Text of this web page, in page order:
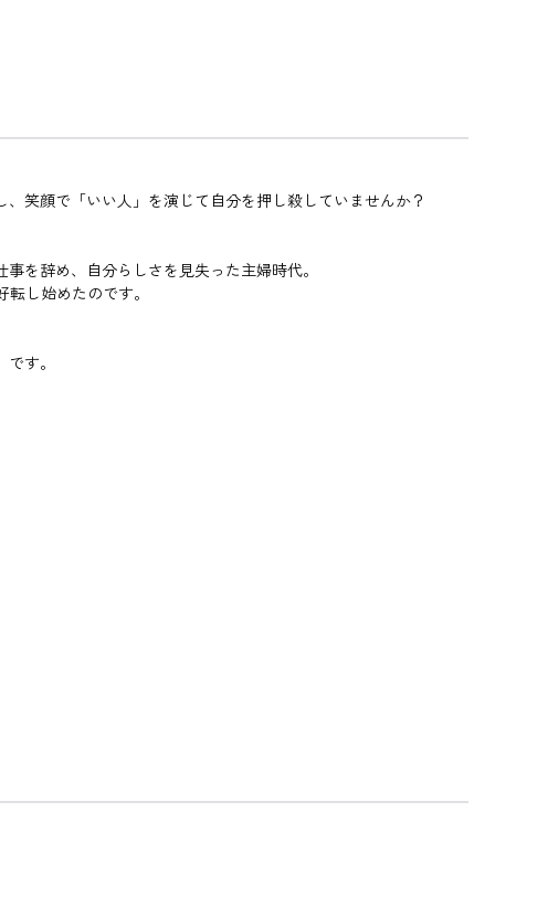
笑顔で「いい人」を演じて自分を押し殺していませんか？
を辞め、自分らしさを見失った主婦時代。
し始めたのです。
す。